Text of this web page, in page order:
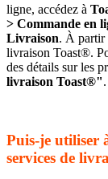
ligne, accédez à
> Commande en
Livraison. À partir
livraison Toast®.
des détails sur les
livraison Toast®".
Puis-je utiliser
services de